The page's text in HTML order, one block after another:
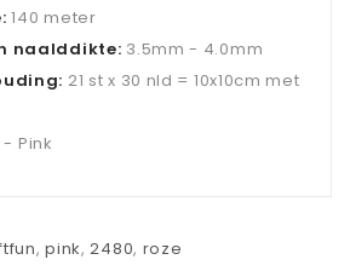
140 meter
naalddikte: 3.5mm - 4.0mm
21 st x 30 nld = 10x10cm met
Pink
,pink,2480, roze